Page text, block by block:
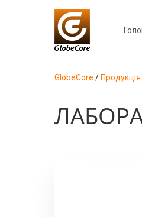
GlobeCore / Продукція